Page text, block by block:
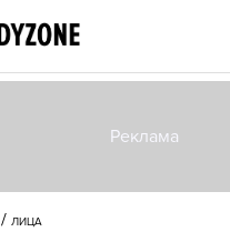
/ ЛИЦА